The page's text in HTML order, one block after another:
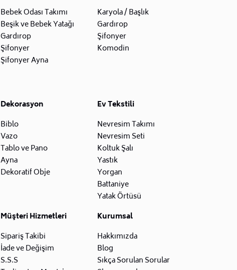
Bebek Odası Takımı
Beşik ve Bebek Yatağı
Gardırop
Şifonyer
Şifonyer Ayna
Karyola / Başlık
Gardırop
Şifonyer
Komodin
Dekorasyon
Biblo
Vazo
Tablo ve Pano
Ayna
Dekoratif Obje
Ev Tekstili
Nevresim Takımı
Nevresim Seti
Koltuk Şalı
Yastık
Yorgan
Battaniye
Yatak Örtüsü
Müşteri Hizmetleri
Sipariş Takibi
İade ve Değişim
S.S.S
Kurumsal
Hakkımızda
Blog
Sıkça Sorulan Sorular